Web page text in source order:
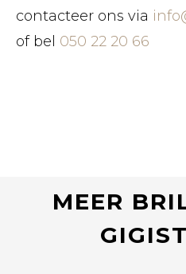
contacteer ons via
of bel 050 22 20 66
MEER